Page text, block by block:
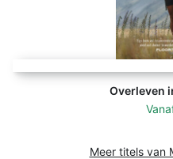
Overleven
Meer titels van